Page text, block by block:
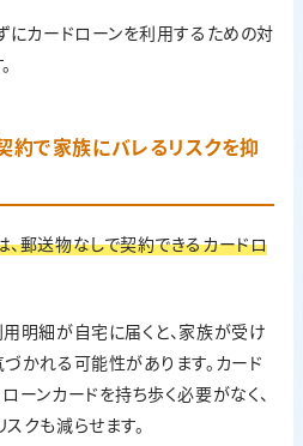
にカードローンを利用するための対
約で家族にバレるリスクを抑
郵送物なしで契約できるカードロ
明細が自宅に届くと、家族が受け
かれる可能性があります。カード
ーンカードを持ち歩く必要がなく、
クも減らせます。